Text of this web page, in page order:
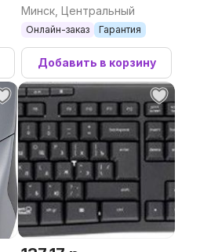
Минск, Центральный
Онлайн-заказ Гарантия
Добавить в корзину